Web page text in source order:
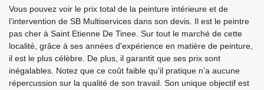
Vous pouvez voir le prix total de la peinture intérieure et de
l’intervention de SB Multiservices dans son devis. Il est le peintre
pas cher à Saint Etienne De Tinee. Sur tout le marché de cette
localité, grâce à ses années d'expérience en matière de peinture,
il est le plus célèbre. De plus, il garantit que ses prix sont
inégalables. Notez que ce coût faible qu’il pratique n’a aucune
répercussion sur la qualité de son travail. Son unique objectif est